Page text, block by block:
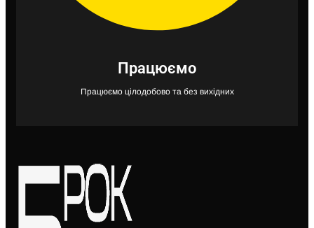
Працюємо
Працюємо цілодобово та без вихідних